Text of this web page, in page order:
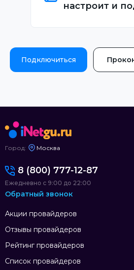
настроит и
Подключиться
Город: Москва
Акции провайдеров
Отзывы провайдеров
Рейтинг провайдеров
Список провайдеров
8 (800) 777-12-87
Ежедневно с 9:00 до 22:00
Обратный звонок